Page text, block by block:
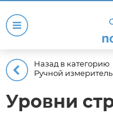
Назад в категорию
Ручной
Уровни